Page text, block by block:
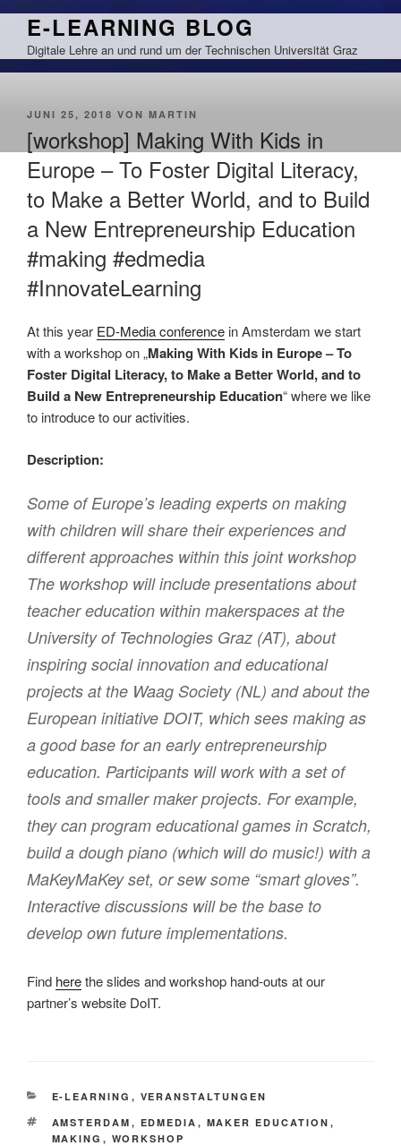
Zum
springen
E-LEARNING BLOG
Digitale Lehre an und rund um der Technischen Universität Graz
VERÖFFENTLICHT
JUNI 25, 2018 VON MARTIN
[workshop] Making With Kids in
Europe – To Foster Digital Literacy,
to Make a Better World, and to Build
a New Entrepreneurship Education
#making #edmedia
#InnovateLearning
At this year ED-Media conference in Amsterdam we start
with a workshop on „Making With Kids in Europe – To
Foster Digital Literacy, to Make a Better World, and to
Build a New Entrepreneurship Education“ where we like
to introduce to our activities.
Description:
Some of Europe’s leading experts on making
with children will share their experiences and
different approaches within this joint workshop
The workshop will include presentations about
teacher education within makerspaces at the
University of Technologies Graz (AT), about
inspiring social innovation and educational
projects at the Waag Society (NL) and about the
European initiative DOIT, which sees making as
a good base for an early entrepreneurship
education. Participants will work with a set of
tools and smaller maker projects. For example,
they can program educational games in Scratch,
build a dough piano (which will do music!) with a
MaKeyMaKey set, or sew some “smart gloves”.
Interactive discussions will be the base to
develop own future implementations.
Find herethe slides and workshop hand-outs at our
partner’s website DoIT.
KATEGORIEN
E-LEARNING , VERANSTALTUNGEN
SCHLAGWÖRTER
AMSTERDAM , EDMEDIA , MAKER EDUCATION ,
MAKING , WORKSHOP